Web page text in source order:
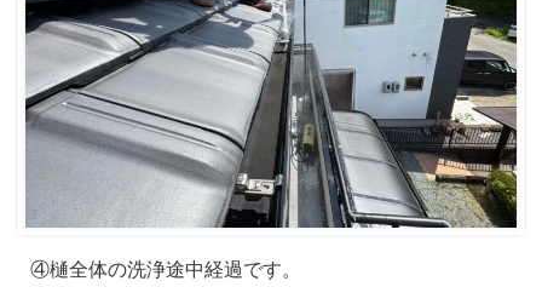
④樋全体の洗浄途中経過です。